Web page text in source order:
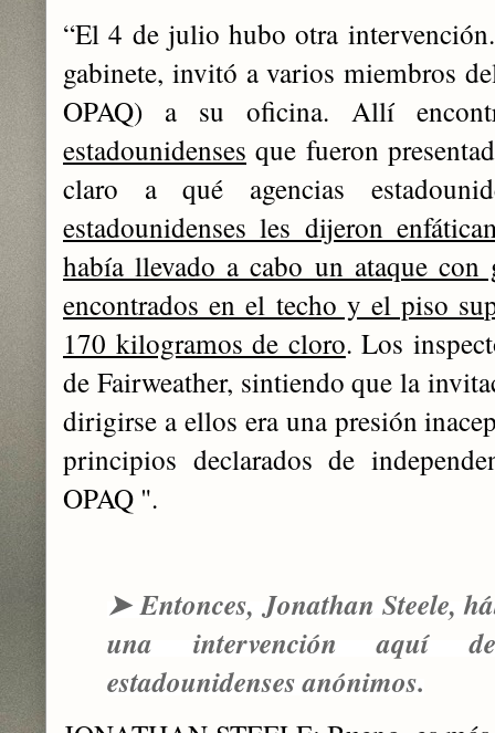
“El 4 de julio hubo otra
gabinete, invitó a varios miembros
OPAQ) a su oficina. Allí
estadounidenses que fueron
claro a qué agencias
estadounidenses les dijeron
había llevado a cabo un ataque
encontrados en el techo y el piso
170 kilogramos de cloro. Los
de Fairweather, sintiendo que la
dirigirse a ellos era una presión
principios declarados de
OPAQ ".
➤Entonces, Jonathan Steele,
una intervención aquí
estadounidenses anónimos.